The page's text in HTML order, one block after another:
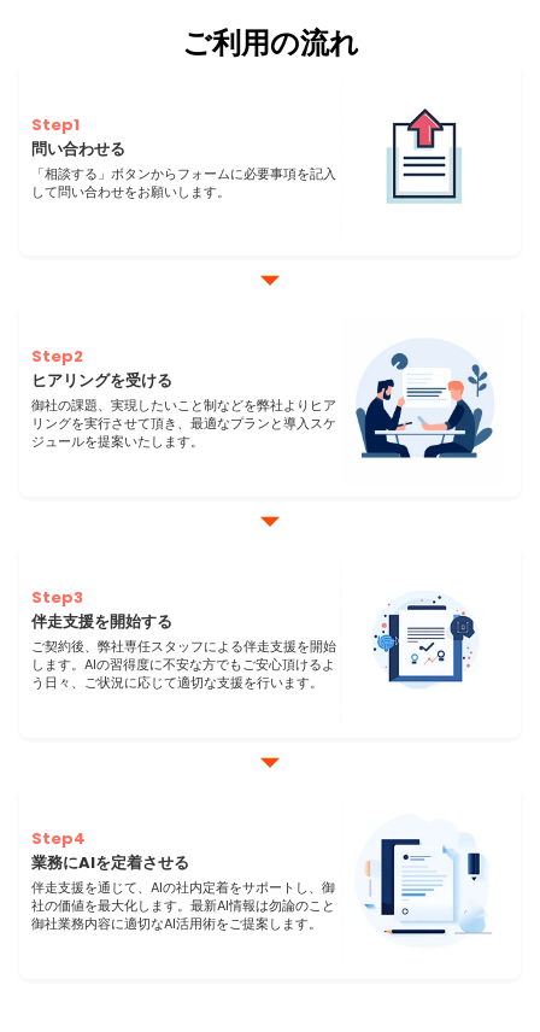
ご利用の流れ
Step1
問い合わせる
「相談する」ボタンからフォームに必要事項を記入
して問い合わせをお願いします。
Step2
ヒアリングを受ける
御社の課題、実現したいこと制などを弊社よりヒア
リングを実行させて頂き、最適なプランと導入スケ
ジュールを提案いたします。
Step3
伴走支援を開始する
ご契約後、弊社専任スタッフによる伴走支援を開始
します。AIの習得度に不安な方でもご安心頂けるよ
う日々、ご状況に応じて適切な支援を行います。
Step4
業務にAIを定着させる
伴走支援を通じて、AIの社内定着をサポートし、御
社の価値を最大化します。最新AI情報は勿論のこと
御社業務内容に適切なAI活用術をご提案します。